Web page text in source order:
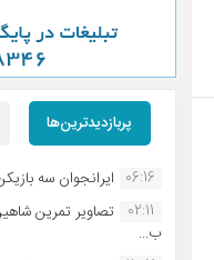
پربازدیدترین‌ها
06:16 ایرانجوان سه
02:11
تصاویر تمرین
ب...